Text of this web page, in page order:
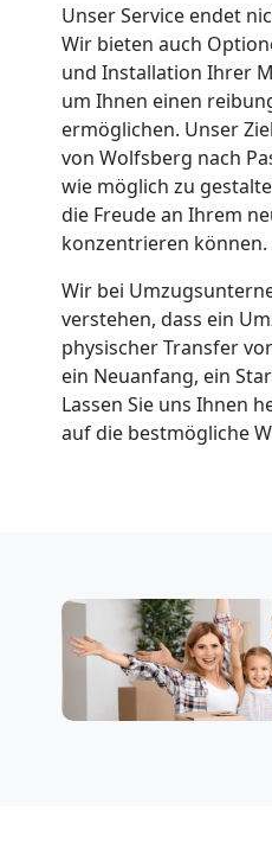
Unser Service endet
Wir bieten auch
und Installation Ihrer
um Ihnen einen
ermöglichen. Unser
von Wolfsberg nach
wie möglich zu
die Freude an Ihrem
konzentrieren können.
Wir bei
verstehen, dass ein
physischer Transfer
ein Neuanfang, ein
Lassen Sie uns Ihnen
auf die bestmögliche
Wolfsberg
Umzug
für
Senioren
Wolfsberg
Wolfsberg